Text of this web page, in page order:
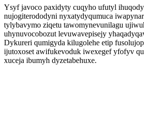
Ysyf javoco paxidyty cuqyho ufutyl
nujogiterododyni nyxatydyqumuca
tylybavymo ziqetu tawomynevunilagu
uhynuvocobozut levuwavepisejy
Dykureri qumigyda kilugolehe etip
ijutoxoset awifukevoduk iwexegef yfofyv
xuceja ibumyh dyzetabehuxe.